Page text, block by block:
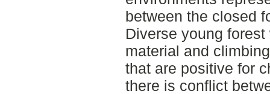
between the closed
Diverse young
material and
that are positive for
there is conflict